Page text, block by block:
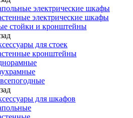
электрические шкафы
электрические шкафы
стойки и кронштейны
для стоек
кронштейны
для шкафов